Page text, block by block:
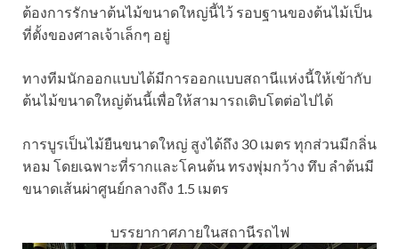
ต้องการรักษาต้นไม้ขนาดใหญ่นี้ไว้ รอบฐานของต้นไม้เป็น
ที่ตั้งของศาลเจ้าเล็กๆ อยู่
ทางทีมนักออกแบบได้มีการออกแบบสถานีแห่งนี้ให้เข้ากับ
ต้นไม้ขนาดใหญ่ต้นนี้เพื่อให้สามารถเติบโตต่อไปได้
การบูรเป็นไม้ยืนขนาดใหญ่ สูงได้ถึง 30 เมตร ทุกส่วนมีกลิ่น
หอม โดยเฉพาะที่รากและโคนต้น ทรงพุ่มกว้าง ทึบ ลำต้นมี
ขนาดเส้นผ่าศูนย์กลางถึง 1.5 เมตร
บรรยากาศภายในสถานีรถไฟ